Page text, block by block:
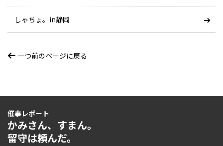
しゃちょ。in静岡
一つ前のページに戻る
催事レポート
かみさん、すまん。
留守は頼んだ。